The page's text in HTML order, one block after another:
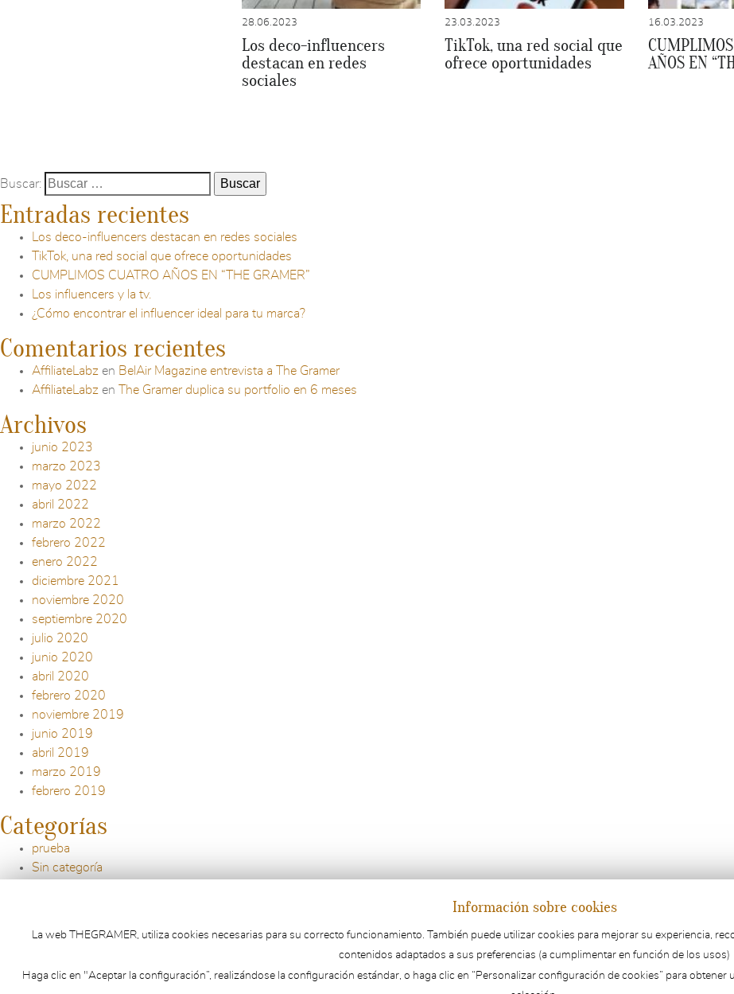
28.06.2023
Los deco-influencers
destacan en redes
sociales
23.03.2023
TikTok, una red social que
ofrece oportunidades
16.03.2023
AÑOS EN
Buscar:
Entradas recientes
Los deco-influencers destacan en redes sociales
TikTok, una red social que ofrece oportunidades
CUMPLIMOS CUATRO AÑOS EN “THE GRAMER”
Los influencers y la tv.
¿Cómo encontrar el influencer ideal para tu marca?
Comentarios recientes
AffiliateLabz en BelAir Magazine entrevista a The Gramer
AffiliateLabz en The Gramer duplica su portfolio en 6 meses
Archivos
junio 2023
marzo 2023
mayo 2022
abril 2022
marzo 2022
febrero 2022
enero 2022
diciembre 2021
noviembre 2020
septiembre 2020
julio 2020
junio 2020
abril 2020
febrero 2020
noviembre 2019
junio 2019
abril 2019
marzo 2019
febrero 2019
Categorías
prueba
Sin categoría
WordPress.org
Información sobre cookies
La web THEGRAMER, utiliza cookies necesarias para su correcto funcionamiento. También puede utilizar cookies para mejorar su experiencia,
contenidos adaptados a sus preferencias (a cumplimentar en función de los usos)
Haga clic en "Aceptar la configuración”, realizándose la configuración estándar, o haga clic en “Personalizar configuración de cookies” para